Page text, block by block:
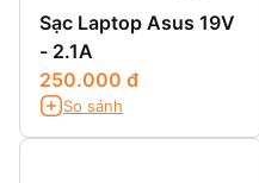
Sạc Laptop Asus 19V
- 2.1A
250.000 đ
So sánh